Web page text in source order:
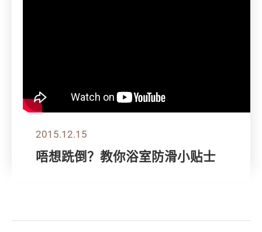
2015.12.15
唔想跣倒？教你浴室防滑小贴士